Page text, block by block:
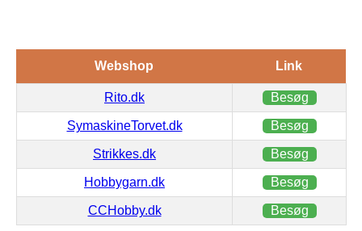
Webshop Link
Rito.dk Besøg
SymaskineTorvet.dk Besøg
Strikkes.dk Besøg
Hobbygarn.dk Besøg
CCHobby.dk Besøg